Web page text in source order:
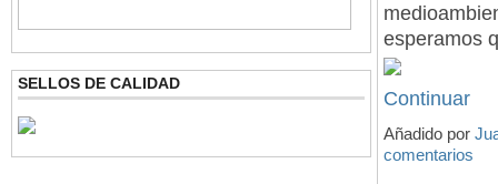
SELLOS DE CALIDAD
esperamos
Continuar
Añadido por
comentarios